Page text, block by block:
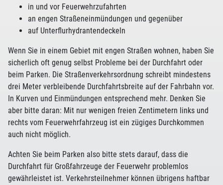
in und vor Feuerwehrzufahrten
an engen Straßeneinmündungen und gegenüber
auf Unterflurhydrantendeckeln
Wenn Sie in einem Gebiet mit engen Straßen wohnen, haben Sie
sicherlich oft genug selbst Probleme bei der Durchfahrt oder
beim Parken. Die Straßenverkehrsordnung schreibt mindestens
drei Meter verbleibende Durchfahrtsbreite auf der Fahrbahn vor.
In Kurven und Einmündungen entsprechend mehr. Denken Sie
aber bitte daran: Mit nur wenigen freien Zentimetern links und
rechts vom Feuerwehrfahrzeug ist ein zügiges Durchkommen
auch nicht möglich.
Achten Sie beim Parken also bitte stets darauf, dass die
Durchfahrt für Großfahrzeuge der Feuerwehr problemlos
gewährleistet ist. Verkehrsteilnehmer können übrigens haftbar